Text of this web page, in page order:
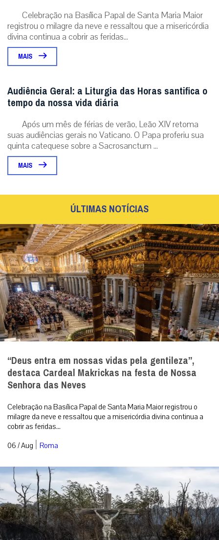
Celebração na Basílica Papal de Santa Maria Maior
registrou o milagre da neve e ressaltou que a misericórdia
divina continua a cobrir as feridas...
MAIS
Audiência Geral: a Liturgia das Horas santifica o
tempo da nossa vida diária
Após um mês de férias de verão, Leão XIV retoma
suas audiências gerais no Vaticano. O Papa proferiu sua
quinta catequese sobre a Sacrosanctum ...
MAIS
ÚLTIMAS NOTÍCIAS
“Deus entra em nossas vidas pela gentileza”,
destaca Cardeal Makrickas na festa de Nossa
Senhora das Neves
Celebração na Basílica Papal de Santa Maria Maior registrou o
milagre da neve e ressaltou que a misericórdia divina continua a
cobrir as feridas...
06 / Aug | Roma